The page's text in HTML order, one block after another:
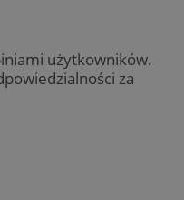
użytkowników.
za